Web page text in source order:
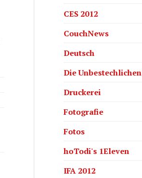
CES 2012
CouchNews
Deutsch
Die Unbestechlichen
Druckerei
Fotografie
Fotos
hoTodi's 1Eleven
IFA 2012